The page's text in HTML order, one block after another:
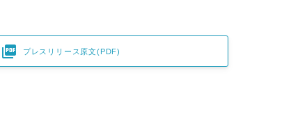
 プレスリリース原文(PDF)